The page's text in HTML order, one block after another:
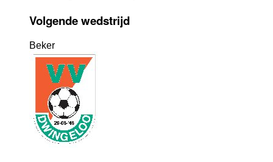
Volgende wedstrijd
Beker